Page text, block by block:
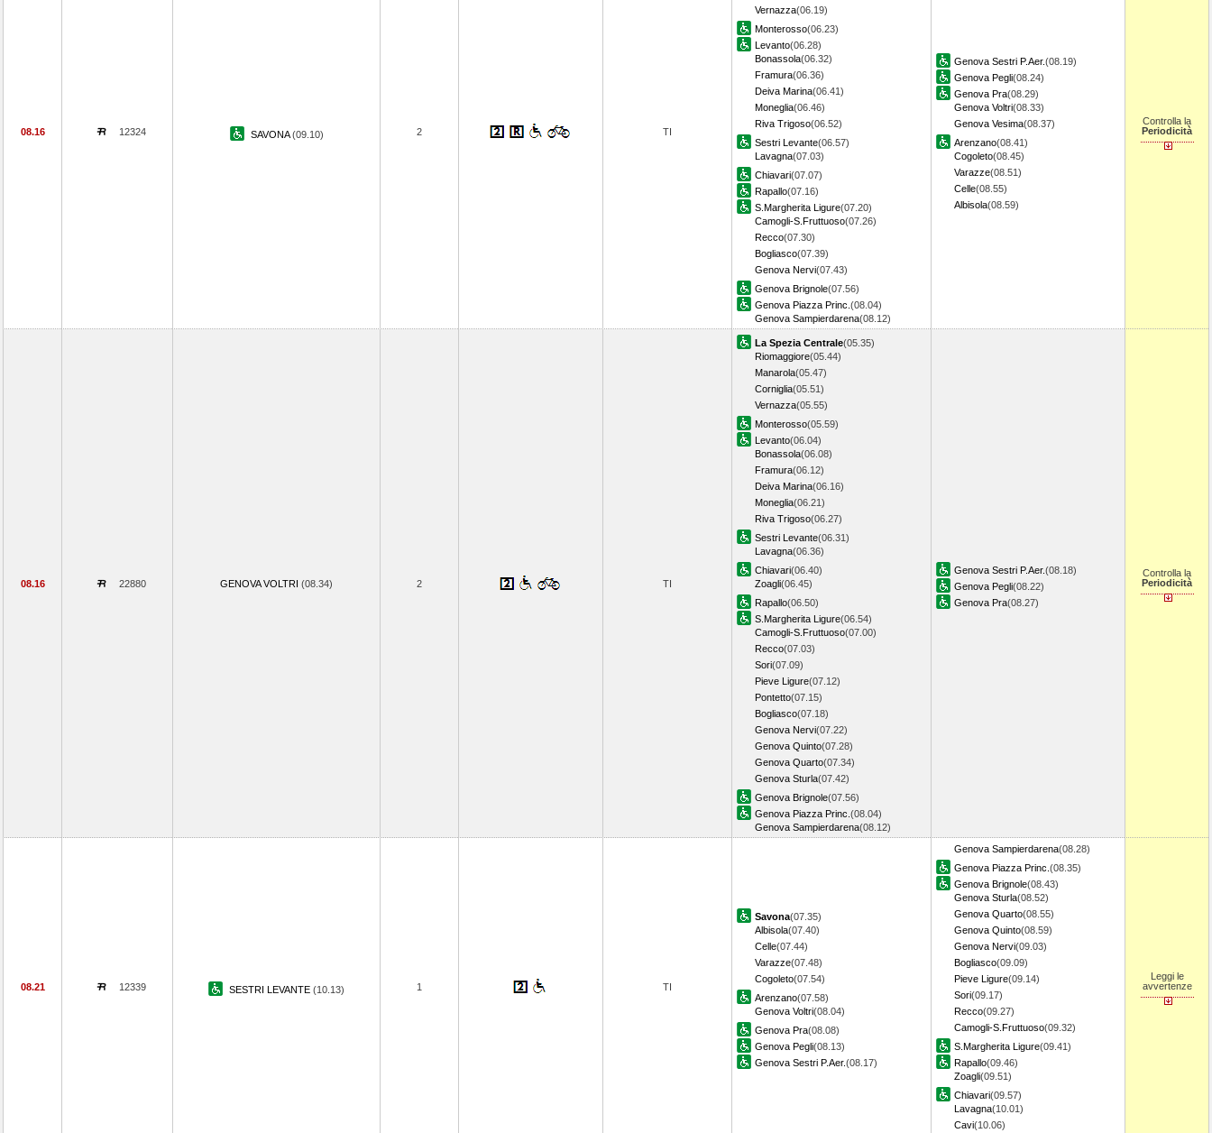
08.16 12324 SAVONA(09.10) 2 TI
Vernazza(06.19)
Monterosso(06.23)
Levanto(06.28)
Bonassola(06.32)
Framura(06.36)
Deiva Marina(06.41)
Moneglia(06.46)
Riva Trigoso(06.52)
Sestri Levante(06.57)
Lavagna(07.03)
Chiavari(07.07)
Rapallo(07.16)
S.Margherita Ligure(07.20)
Camogli-S.Fruttuoso(07.26)
Recco(07.30)
Bogliasco(07.39)
Genova Nervi(07.43)
Genova Brignole(07.56)
Genova Piazza Princ. (08.04)
Genova Sampierdarena(08.12)
Genova Sestri P.Aer.(08.19)
Genova Pegli(08.24)
Genova Pra(08.29)
Genova Voltri(08.33)
Genova Vesima(08.37)
Arenzano(08.41)
Cogoleto(08.45)
Varazze(08.51)
Celle(08.55)
Albisola(08.59)
Controlla la
Periodicità
08.16 22880 GENOVA VOLTRI (08.34) 2 TI
La Spezia Centrale(05.35)
Riomaggiore(05.44)
Manarola(05.47)
Corniglia(05.51)
Vernazza(05.55)
Monterosso(05.59)
Levanto(06.04)
Bonassola(06.08)
Framura(06.12)
Deiva Marina(06.16)
Moneglia(06.21)
Riva Trigoso(06.27)
Sestri Levante(06.31)
Lavagna(06.36)
Chiavari(06.40)
Zoagli(06.45)
Rapallo(06.50)
S.Margherita Ligure(06.54)
Camogli-S.Fruttuoso(07.00)
Recco(07.03)
Sori(07.09)
Pieve Ligure(07.12)
Pontetto(07.15)
Bogliasco(07.18)
Genova Nervi(07.22)
Genova Quinto(07.28)
Genova Quarto(07.34)
Genova Sturla(07.42)
Genova Brignole(07.56)
Genova Piazza Princ. (08.04)
Genova Sampierdarena(08.12)
Genova Sestri P.Aer.(08.18)
Genova Pegli(08.22)
Genova Pra(08.27)
Controlla la
Periodicità
08.21 12339 SESTRI LEVANTE (10.13) 1 TI
Savona(07.35)
Albisola(07.40)
Celle(07.44)
Varazze(07.48)
Cogoleto(07.54)
Arenzano(07.58)
Genova Voltri(08.04)
Genova Pra(08.08)
Genova Pegli(08.13)
Genova Sestri P.Aer.(08.17)
Genova Sampierdarena(08.28)
Genova Piazza Princ. (08.35)
Genova Brignole(08.43)
Genova Sturla(08.52)
Genova Quarto(08.55)
Genova Quinto(08.59)
Genova Nervi(09.03)
Bogliasco(09.09)
Pieve Ligure(09.14)
Sori(09.17)
Recco(09.27)
Camogli-S.Fruttuoso(09.32)
S.Margherita Ligure(09.41)
Rapallo(09.46)
Zoagli(09.51)
Chiavari(09.57)
Lavagna(10.01)
Cavi(10.06)
Leggi le
avvertenze